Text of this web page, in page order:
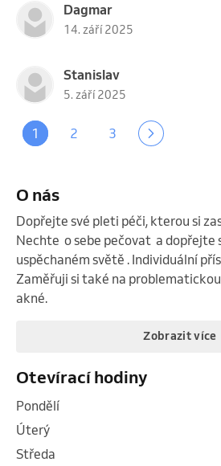
Dagmar
14. září 2025
Stanislav
5. září 2025
1 2 3
O nás
Dopřejte své pleti péči, kterou si
Nechte  o sebe pečovat  a dopřejte
uspěchaném světě . Individuální
Zaměřuji si také na
akné.
Zobrazit více
Otevírací hodiny
pondělí
úterý
středa